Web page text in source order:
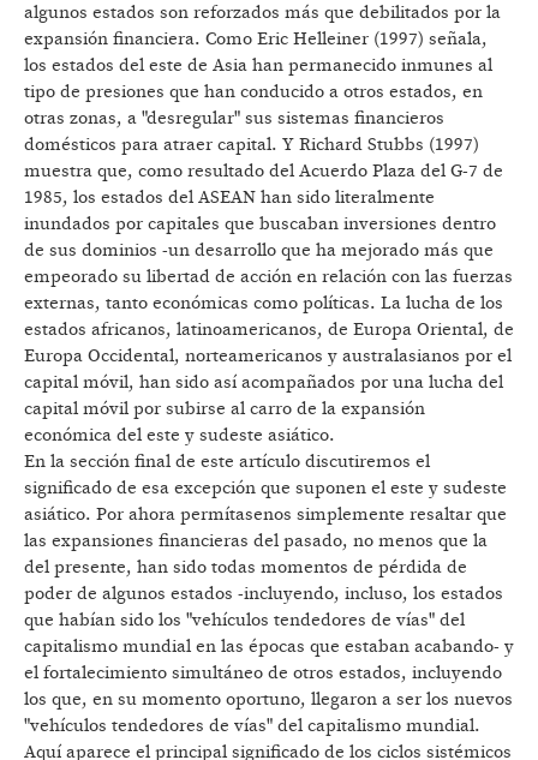
algunos estados son reforzados más que debilitados por la
expansión financiera. Como Eric Helleiner (1997) señala,
los estados del este de Asia han permanecido inmunes al
tipo de presiones que han conducido a otros estados, en
otras zonas, a "desregular" sus sistemas financieros
domésticos para atraer capital. Y Richard Stubbs (1997)
muestra que, como resultado del Acuerdo Plaza del G-7 de
1985, los estados del ASEAN han sido literalmente
inundados por capitales que buscaban inversiones dentro
de sus dominios -un desarrollo que ha mejorado más que
empeorado su libertad de acción en relación con las fuerzas
externas, tanto económicas como políticas. La lucha de los
estados africanos, latinoamericanos, de Europa Oriental, de
Europa Occidental, norteamericanos y australasianos por el
capital móvil, han sido así acompañados por una lucha del
capital móvil por subirse al carro de la expansión
económica del este y sudeste asiático.
En la sección final de este artículo discutiremos el
significado de esa excepción que suponen el este y sudeste
asiático. Por ahora permítasenos simplemente resaltar que
las expansiones financieras del pasado, no menos que la
del presente, han sido todas momentos de pérdida de
poder de algunos estados -incluyendo, incluso, los estados
que habían sido los "vehículos tendedores de vías" del
capitalismo mundial en las épocas que estaban acabando- y
el fortalecimiento simultáneo de otros estados, incluyendo
los que, en su momento oportuno, llegaron a ser los nuevos
"vehículos tendedores de vías" del capitalismo mundial.
Aquí aparece el principal significado de los ciclos sistémicos